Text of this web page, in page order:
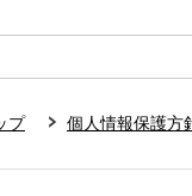
プ 個人情報保護方